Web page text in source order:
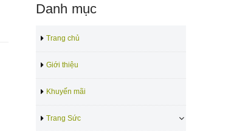
Danh mục
Trang chủ
Giới thiệu
Khuyến mãi
Trang Sức